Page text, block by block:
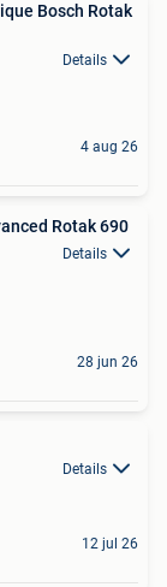
Bosch Rotak
Details
4 aug 26
Rotak 690
Details
28 jun 26
Details
12 jul 26